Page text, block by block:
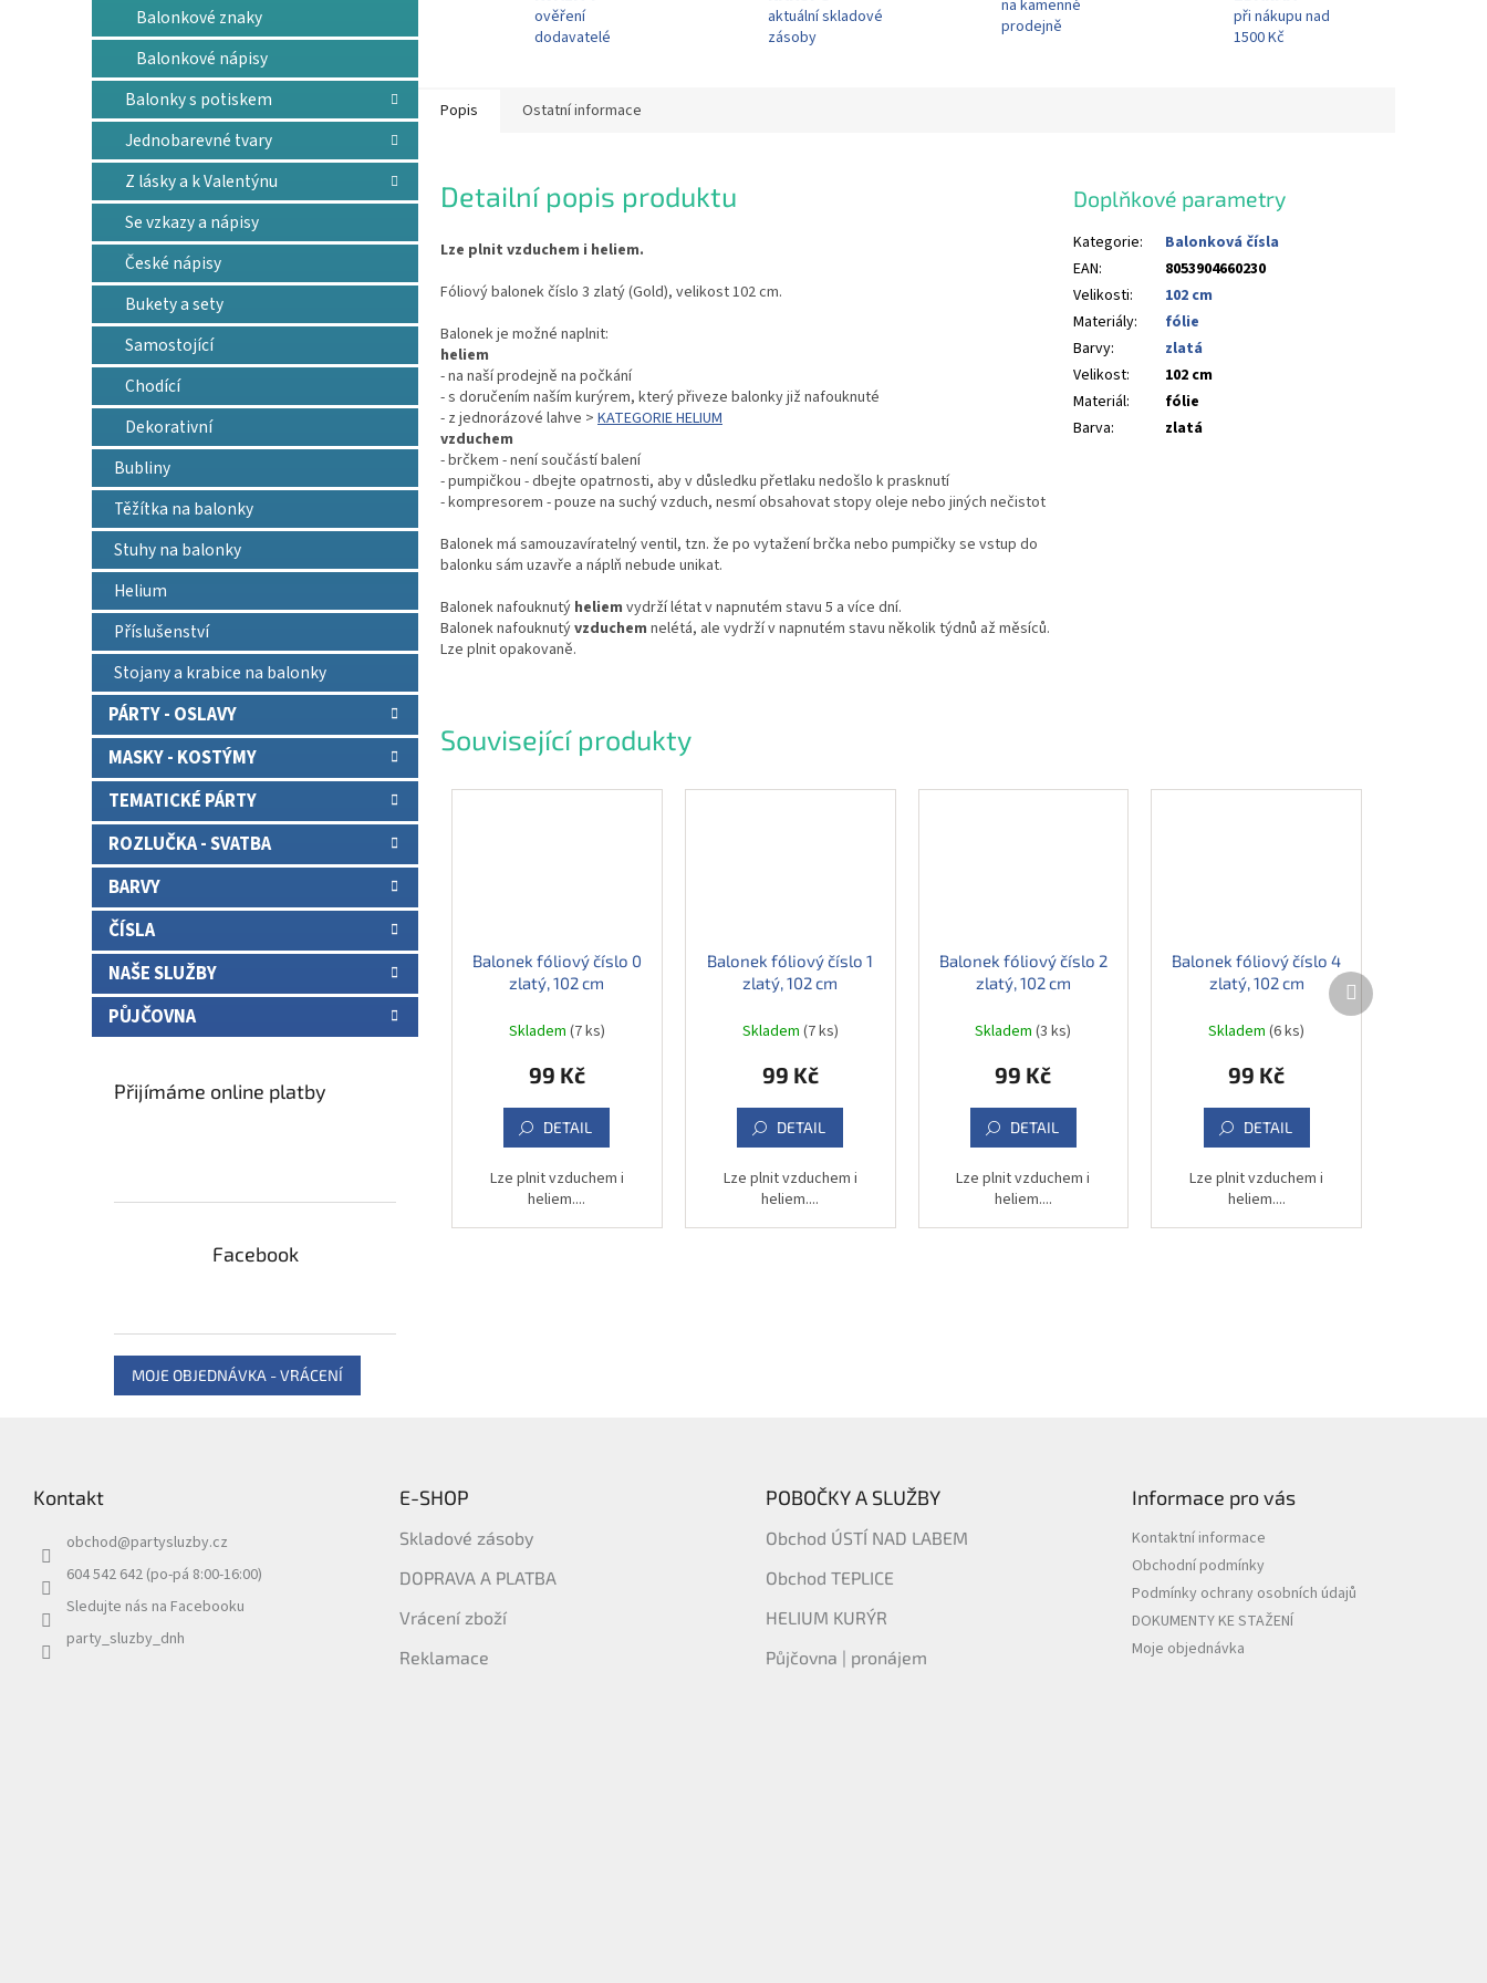
Balonkové znaky
Balonkové nápisy
Balonky s potiskem
Jednobarevné tvary
Z lásky a k Valentýnu
Se vzkazy a nápisy
České nápisy
Bukety a sety
Samostojící
Chodící
Dekorativní
Bubliny
Těžítka na balonky
Stuhy na balonky
Helium
Příslušenství
Stojany a krabice na balonky
PÁRTY - OSLAVY
MASKY - KOSTÝMY
TEMATICKÉ PÁRTY
ROZLUČKA - SVATBA
BARVY
ČÍSLA
NAŠE SLUŽBY
PŮJČOVNA
Přijímáme online platby
Facebook
MOJE OBJEDNÁVKA - VRÁCENÍ
ověření
dodavatelé
aktuální skladové
zásoby
na kamenné
prodejně
při nákupu nad
1500 Kč
Související produkty
Balonek fóliový číslo 0
zlatý, 102 cm
Skladem (7 ks)
99 Kč
DETAIL
Lze plnit vzduchem i
heliem....
Balonek fóliový číslo 1
zlatý, 102 cm
Skladem (7 ks)
99 Kč
DETAIL
Lze plnit vzduchem i
heliem....
Balonek fóliový číslo 2
zlatý, 102 cm
Skladem(3 ks)
99 Kč
DETAIL
Lze plnit vzduchem i
heliem....
Balonek fóliový číslo 4
zlatý, 102 cm
Skladem(6 ks)
99 Kč
DETAIL
Lze plnit vzduchem i
heliem....
Další
produkt
Popis Ostatní informace
Detailní popis produktu
Lze plnit vzduchem i heliem.
Fóliový balonek číslo 3 zlatý (Gold), velikost 102 cm.
Balonek je možné naplnit:
heliem
- na naší prodejně na počkání
- s doručením naším kurýrem, který přiveze balonky již nafouknuté
- z jednorázové lahve > KATEGORIE HELIUM
vzduchem
- brčkem - není součástí balení
- pumpičkou - dbejte opatrnosti, aby v důsledku přetlaku nedošlo k prasknutí
- kompresorem - pouze na suchý vzduch, nesmí obsahovat stopy oleje nebo jiných nečistot
Balonek má samouzavíratelný ventil, tzn. že po vytažení brčka nebo pumpičky se vstup do
balonku sám uzavře a náplň nebude unikat.
Balonek nafouknutý heliem vydrží létat v napnutém stavu 5 a více dní.
Balonek nafouknutývzduchem nelétá, ale vydrží v napnutém stavu několik týdnů až měsíců.
Lze plnit opakovaně.
Doplňkové parametry
Kategorie:
Balonková čísla
EAN:
8053904660230
Velikosti:
102 cm
Materiály:
fólie
Barvy:
zlatá
Velikost:
102 cm
Materiál:
fólie
Barva: zlatá
Kontakt
obchod@partysluzby.cz
604 542 642 (po-pá 8:00-16:00)
Sledujte nás na Facebooku
party_sluzby_dnh
E-SHOP
Skladové zásoby
DOPRAVA A PLATBA
Vrácení zboží
Reklamace
POBOČKY A SLUŽBY
Obchod ÚSTÍ NAD LABEM
Obchod TEPLICE
HELIUM KURÝR
Půjčovna | pronájem
Informace pro vás
Kontaktní informace
Obchodní podmínky
Podmínky ochrany osobních údajů
DOKUMENTY KE STAŽENÍ
Moje objednávka